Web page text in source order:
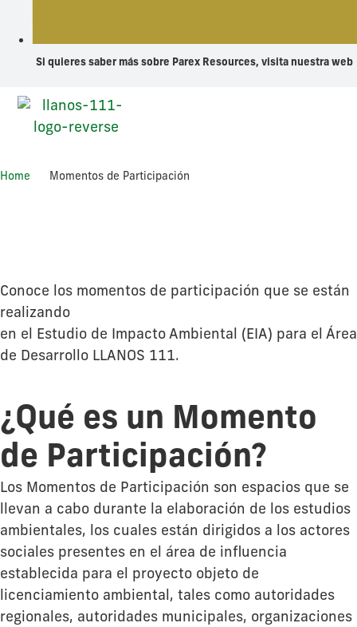
Si quieres saber más sobre Parex Resources, visita nuestra web
Home Momentos de Participación
Conoce los momentos de participación que se están
realizando
en el Estudio de Impacto Ambiental (EIA) para el Área
de Desarrollo LLANOS 111.
¿Qué es un Momento
de Participación?
Los Momentos de Participación son espacios que se
llevan a cabo durante la elaboración de los estudios
ambientales, los cuales están dirigidos a los actores
sociales presentes en el área de influencia
establecida para el proyecto objeto de
licenciamiento ambiental, tales como autoridades
regionales, autoridades municipales, organizaciones